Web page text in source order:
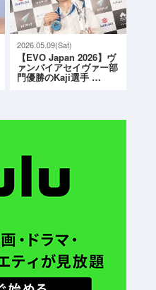
2026.05.09(Sat)
【EVO Japan 2026】ヴ
ァンパイアセイヴァー部
門優勝のKaji選手 …